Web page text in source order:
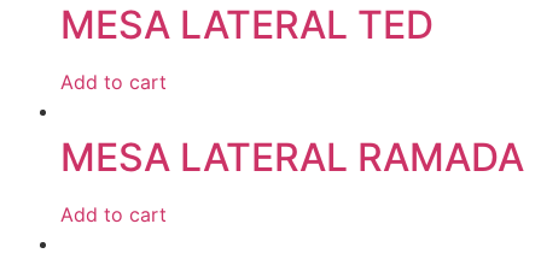
MESA LATERAL TED
Add to cart
MESA LATERAL RAMADA
Add to cart